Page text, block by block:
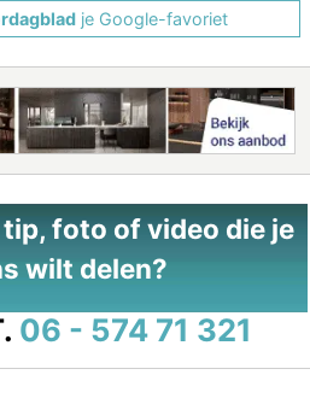
je Google-favoriet
tip, foto of video die je
wilt delen?
06 - 574 71 321